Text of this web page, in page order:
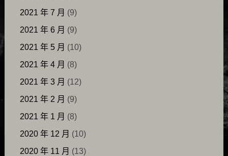
2021 年 7 月 (9)
2021 年 6 月 (9)
2021 年 5 月 (10)
2021 年 4 月 (8)
2021 年 3 月 (12)
2021 年 2 月 (9)
2021 年 1 月 (8)
2020 年 12 月 (10)
2020 年 11 月 (13)